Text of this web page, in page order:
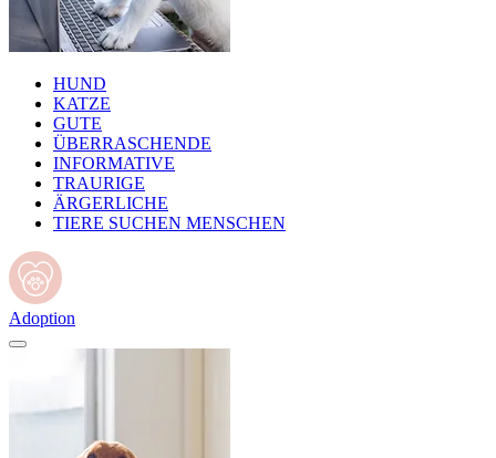
HUND
KATZE
GUTE
ÜBERRASCHENDE
INFORMATIVE
TRAURIGE
ÄRGERLICHE
TIERE SUCHEN MENSCHEN
Adoption